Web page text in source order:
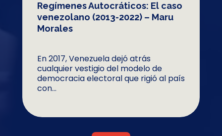
Regímenes Autocráticos: El caso
venezolano (2013-2022) – Maru
Morales
En 2017, Venezuela dejó atrás
cualquier vestigio del modelo de
democracia electoral que rigió al país
con...